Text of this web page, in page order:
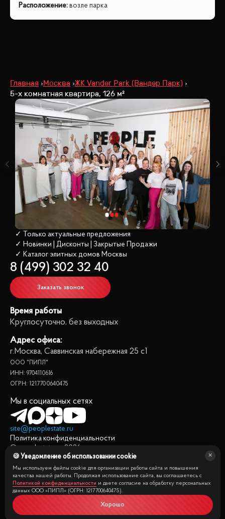
Расположение: возле парка
Главная Москва ЖК Vander Park (Вандер Парк)
5-х комнатная квартира, 126 м²
✓ Только актуальные предложения
✓ Новинки | Дисконты | Закрытые Продажи
✓ Каталог элитных домов Москвы
8 (499) 302 32 40
Заказать звонок
Время работы
Круглосуточно, без выходных
Адрес офиса:
г.Москва, Саввинская набережная 25 с1
ООО "ПИПЛ"
ИНН: 9704110616
ОГРН: 1217700640475
Мы в социальных сетях
site@peoplestate.ru
Политика конфиденциальности
© peoplestate.ru 2026
Представленная на сайте информация, в т.ч. стоимости
квартир, носит информационный характер и не является
публичной офертой. Условия продажи квартиры могут быть
изменены собственником без уведомления.
🍪 Уведомление об использовании cookie
Мы используем файлы cookie для организации работы сайта и повышения
качества нашей работы. Продолжая использование сайта, вы соглашаетесь с
Политикой конфиденциальности и даете согласие на обработку персональных
данных ООО «ПИПЛ» (ОГРН: 1217700640475).
Хорошо